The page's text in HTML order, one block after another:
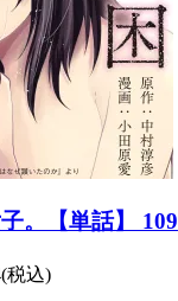
。【単話】 109
(税込)